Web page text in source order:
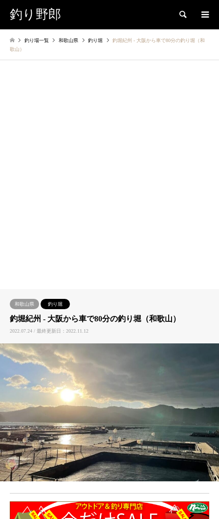
釣り野郎 検索
釣り場一覧 和歌山県 釣り堀
釣堀紀州 ‐ 大阪から車で80分の釣り堀（和
歌山）
和歌山県 釣り堀
釣堀紀州 ‐ 大阪から車で80分の釣り堀（和歌山）
2022.07.24 / 最終更新日：2022.11.12